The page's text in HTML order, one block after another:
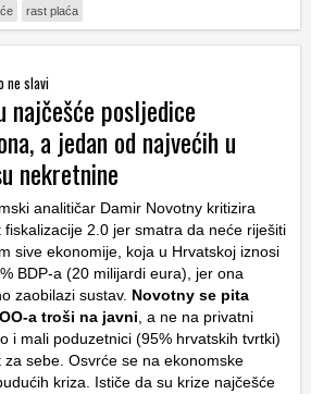
rast plaća
ne slavi
najčešće posljedice
a jedan od najvećih u
nekretnine
analitičar Damir Novotny kritizira
fiskalizacije 2.0 jer smatra da neće riješiti
sive ekonomije, koja u Hrvatskoj iznosi
BDP-a (20 milijardi eura), jer ona
zaobilazi sustav. Novotny se pita
a troši na javni, a ne na privatni
i mali poduzetnici (95% hrvatskih tvrtki)
sebe. Osvrće se na ekonomske
kriza. Ističe da su krize najčešće